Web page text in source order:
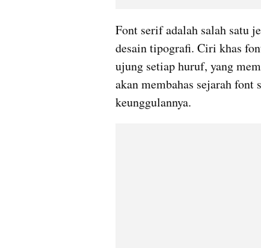
Font serif adalah salah satu
desain tipografi. Ciri khas
ujung setiap huruf, yang
akan membahas sejarah font
keunggulannya.